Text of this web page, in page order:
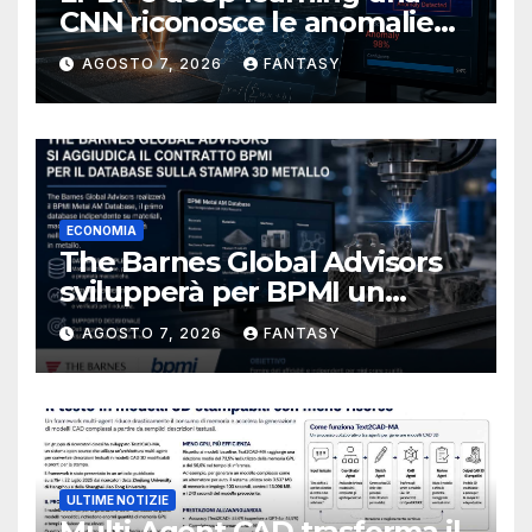
CNN riconosce le anomalie
del bagno di fusione
AGOSTO 7, 2026 FANTASY
ECONOMIA
The Barnes Global Advisors
svilupperà per BPMI un
database per la stampa 3D
metallica destinata alla filiera
navale statunitense
AGOSTO 7, 2026 FANTASY
ULTIME NOTIZIE